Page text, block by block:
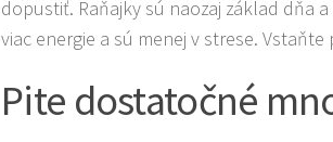
dopustiť. Raňajky sú naozaj základ dňa
viac energie a sú menej v strese.
Pite dostatočné